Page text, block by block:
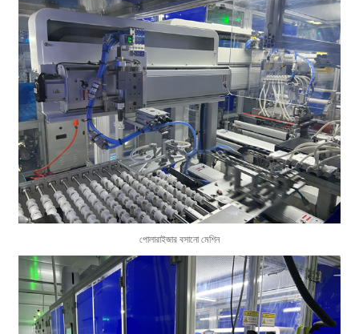
পোলারাইজার বসানো মেশিন